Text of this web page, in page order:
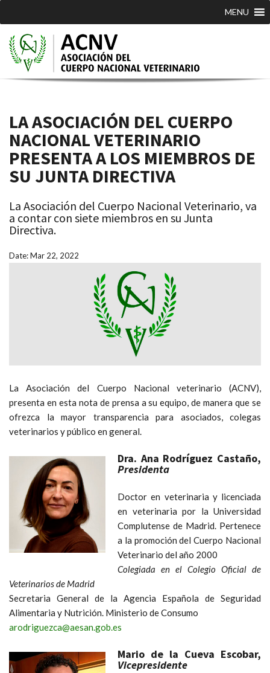
MENU
LA ASOCIACIÓN DEL CUERPO
NACIONAL VETERINARIO
PRESENTA A LOS MIEMBROS DE
SU JUNTA DIRECTIVA
La Asociación del Cuerpo Nacional Veterinario, va
a contar con siete miembros en su Junta
Directiva.
Date: Mar 22, 2022
La Asociación del Cuerpo Nacional veterinario (ACNV),
presenta en esta nota de prensa a su equipo, de manera que se
ofrezca la mayor transparencia para asociados, colegas
veterinarios y público en general.
Dra. Ana Rodríguez Castaño,
Presidenta
Doctor en veterinaria y licenciada
en veterinaria por la Universidad
Complutense de Madrid. Pertenece
a la promoción del Cuerpo Nacional
Veterinario del año 2000
Colegiada en el Colegio Oficial de
Veterinarios de Madrid
Secretaria General de la Agencia Española de Seguridad
Alimentaria y Nutrición. Ministerio de Consumo
arodriguezca@aesan.gob.es
Mario de la Cueva Escobar,
Vicepresidente